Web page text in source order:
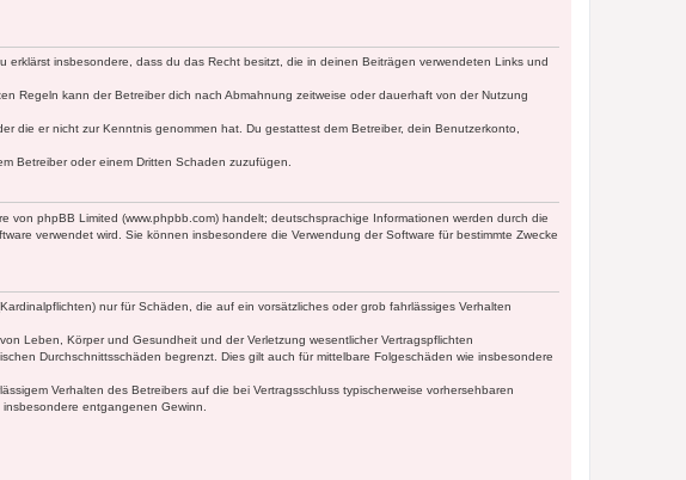
insbesondere, dass du das Recht besitzt, die in deinen Beiträgen verwendeten Links und
Regeln kann der Betreiber dich nach Abmahnung zeitweise oder dauerhaft von der Nutzung
die er nicht zur Kenntnis genommen hat. Du gestattest dem Betreiber, dein Benutzerkonto,
Betreiber oder einem Dritten Schaden zuzufügen.
von phpBB Limited (www.phpbb.com) handelt; deutschsprachige Informationen werden durch die
verwendet wird. Sie können insbesondere die Verwendung der Software für bestimmte Zwecke
nur für Schäden, die auf ein vorsätzliches oder grob fahrlässiges Verhalten
Leben, Körper und Gesundheit und der Verletzung wesentlicher Vertragspflichten
Durchschnittsschäden begrenzt. Dies gilt auch für mittelbare Folgeschäden wie insbesondere
Verhalten des Betreibers auf die bei Vertragsschluss typischerweise vorhersehbaren
entgangenen Gewinn.